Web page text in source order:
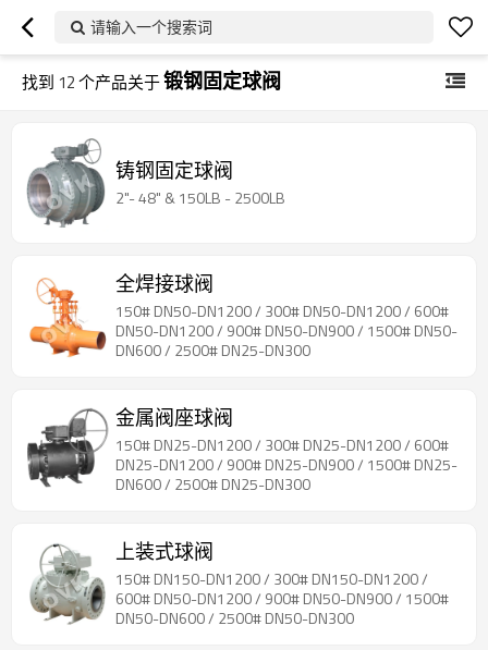
请输入一个搜索词
找到 12个产品关于锻钢固定球阀
铸钢固定球阀
2"- 48" & 150LB - 2500LB
全焊接球阀
150# DN50-DN1200 / 300# DN50-DN1200 / 600#
DN50-DN1200 / 900# DN50-DN900 / 1500# DN50-
DN600 / 2500# DN25-DN300
金属阀座球阀
150# DN25-DN1200 / 300# DN25-DN1200 / 600#
DN25-DN1200 / 900# DN25-DN900 / 1500# DN25-
DN600 / 2500# DN25-DN300
上装式球阀
150# DN150-DN1200 / 300# DN150-DN1200 /
600# DN50-DN1200 / 900# DN50-DN900 / 1500#
DN50-DN600 / 2500# DN50-DN300